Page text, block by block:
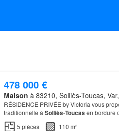
478 000 €
Maison à 83210, Solliès-Toucas,
RÉSIDENCE PRIVÉE by Victoria vous
traditionnelle à Solliès-Toucas en bordure
Vous trouverez également, un
5 pièces
110 m²